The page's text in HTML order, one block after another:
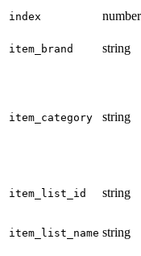
index number
item_brand string
item_category string
item_list_id string
item_list_name string